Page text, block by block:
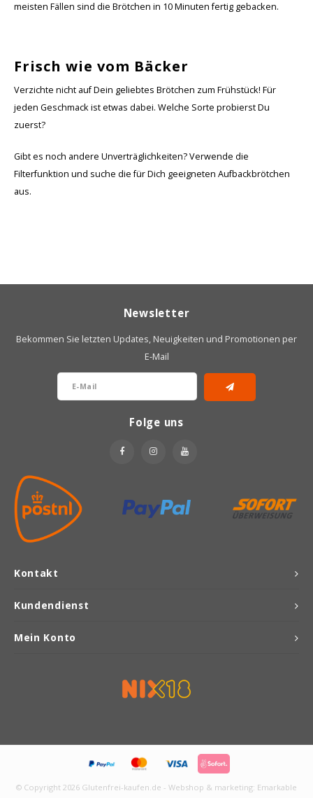
meisten Fällen sind die Brötchen in 10 Minuten fertig gebacken.
Frisch wie vom Bäcker
Verzichte nicht auf Dein geliebtes Brötchen zum Frühstück! Für
jeden Geschmack ist etwas dabei. Welche Sorte probierst Du
zuerst?
Gibt es noch andere Unverträglichkeiten? Verwende die
Filterfunktion und suche die für Dich geeigneten Aufbackbrötchen
aus.
Kontakt
Newsletter
Bekommen Sie letzten Updates, Neuigkeiten und Promotionen per
E-Mail
Folge uns
Kundendienst
Mein Konto
© Copyright 2026 Glutenfrei-kaufen.de - Webshop & marketing: Emarkable